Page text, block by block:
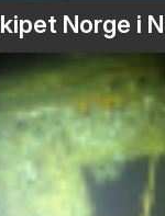
Norge i